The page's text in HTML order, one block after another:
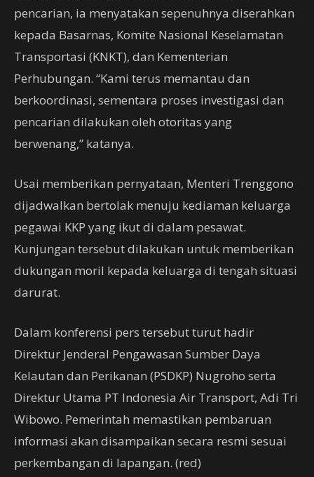
pencarian, ia menyatakan sepenuhnya diserahkan
kepada Basarnas, Komite Nasional Keselamatan
Transportasi (KNKT), dan Kementerian
Perhubungan. “Kami terus memantau dan
berkoordinasi, sementara proses investigasi dan
pencarian dilakukan oleh otoritas yang
berwenang,” katanya.
Usai memberikan pernyataan, Menteri Trenggono
dijadwalkan bertolak menuju kediaman keluarga
pegawai KKP yang ikut di dalam pesawat.
Kunjungan tersebut dilakukan untuk memberikan
dukungan moril kepada keluarga di tengah situasi
darurat.
Dalam konferensi pers tersebut turut hadir
Direktur Jenderal Pengawasan Sumber Daya
Kelautan dan Perikanan (PSDKP) Nugroho serta
Direktur Utama PT Indonesia Air Transport, Adi Tri
Wibowo. Pemerintah memastikan pembaruan
informasi akan disampaikan secara resmi sesuai
perkembangan di lapangan. (red)